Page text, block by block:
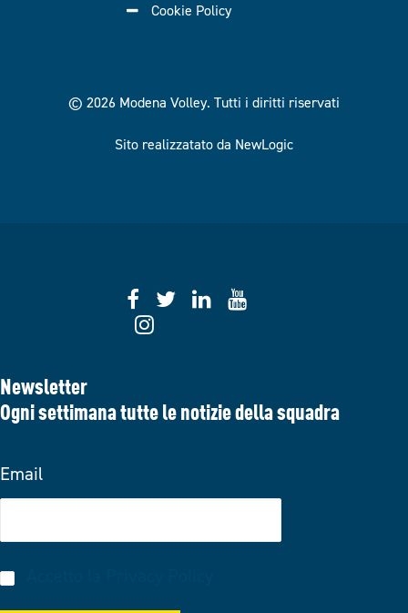
Cookie Policy
© 2026 Modena Volley. Tutti i diritti riservati
Sito realizzatato da NewLogic
Newsletter
Ogni settimana tutte le notizie della squadra
Email